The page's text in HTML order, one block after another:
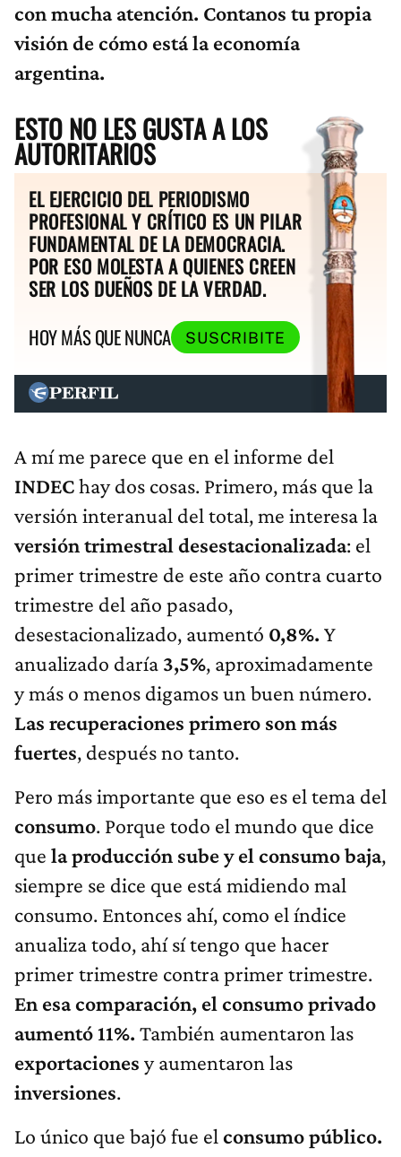
con mucha atención. Contanos tu propia
visión de cómo está la economía
argentina.
ESTO NO LES GUSTA A LOS
AUTORITARIOS
EL EJERCICIO DEL PERIODISMO
PROFESIONAL Y CRÍTICO ES UN PILAR
FUNDAMENTAL DE LA DEMOCRACIA.
POR ESO MOLESTA A QUIENES CREEN
SER LOS DUEÑOS DE LA VERDAD.
HOY MÁS QUE NUNCA
SUSCRIBITE
A mí me parece que en el informe del
INDEChay dos cosas. Primero, más que la
versión interanual del total, me interesa la
versión trimestral desestacionalizada: el
primer trimestre de este año contra cuarto
trimestre del año pasado,
desestacionalizado, aumentó 0,8%. Y
anualizado daría 3,5%, aproximadamente
y más o menos digamos un buen número.
Las recuperaciones primero son más
fuertes, después no tanto.
Pero más importante que eso es el tema del
consumo. Porque todo el mundo que dice
que la producción sube y el consumo baja,
siempre se dice que está midiendo mal
consumo. Entonces ahí, como el índice
anualiza todo, ahí sí tengo que hacer
primer trimestre contra primer trimestre.
En esa comparación, el consumo privado
aumentó 11%. También aumentaron las
exportaciones y aumentaron las
inversiones.
Lo único que bajó fue el consumo público.